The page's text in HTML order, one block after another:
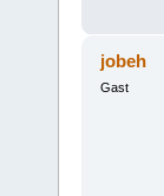
jobeh
Gast